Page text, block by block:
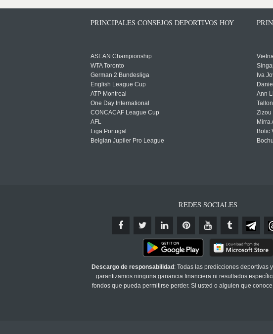
PRINCIPALES CONSEJOS DEPORTIVOS HOY
ASEAN Championship
WTA Toronto
German 2 Bundesliga
English League Cup
ATP Montreal
One Day International
CONCACAF League Cup
AFL
Liga Portugal
Belgian Jupiler Pro League
Iva
Ann
Zizou
Mirra
Botic
REDES SOCIALES
Descargo de responsabilidad : Todas las predicciones deportivas
garantizamos ninguna ganancia financiera ni resultados
fondos que pueda permitirse perder. Si usted o alguien que